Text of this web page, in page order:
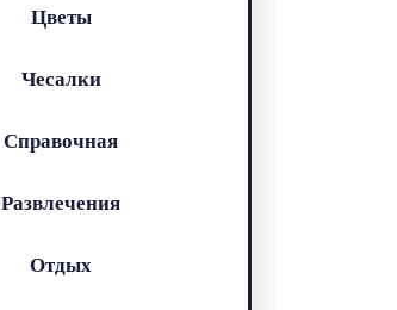
Цветы
Чесалки
Справочная
Развлечения
Отдых